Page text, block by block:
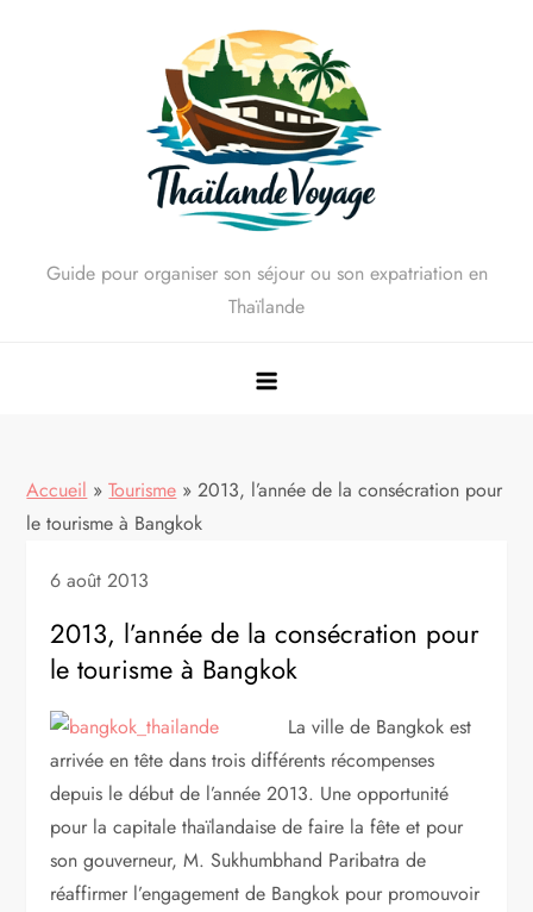
Guide pour organiser son séjour ou son expatriation en
Thaïlande
Accueil » Tourisme » 2013, l’année de la consécration pour
le tourisme à Bangkok
6 août 2013
2013, l’année de la consécration pour
le tourisme à Bangkok
La ville de Bangkok est
arrivée en tête dans trois différents récompenses
depuis le début de l’année 2013. Une opportunité
pour la capitale thaïlandaise de faire la fête et pour
son gouverneur, M. Sukhumbhand Paribatra de
réaffirmer l’engagement de Bangkok pour promouvoir